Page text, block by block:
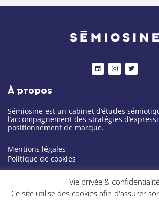
L
i
n
n
I
n
s
a
m
T
w
i
À propos
Sémiosine est un cabinet d’études
l’accompagnement des stratégies
positionnement de marque.
Mentions légales
Politique de cookies
Notre cabinetVie privée &
Ce site utilise des cookies afin d'assurer